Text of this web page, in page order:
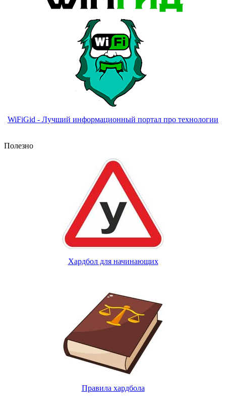
WiFiGid - Лучший информационный портал про технологии
Полезно
Хардбол для начинающих
Правила хардбола